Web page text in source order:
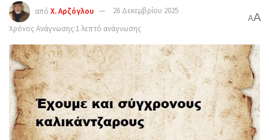
από Χ. Αρζόγλου
26 Δεκεμβρίου 2025
Χρόνος Ανάγνωσης:1 λεπτό ανάγνωσης
AA